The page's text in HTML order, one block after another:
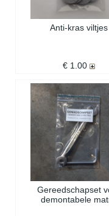
Anti-kras viltjes
€ 1.00
Gereedschapset
demontabele